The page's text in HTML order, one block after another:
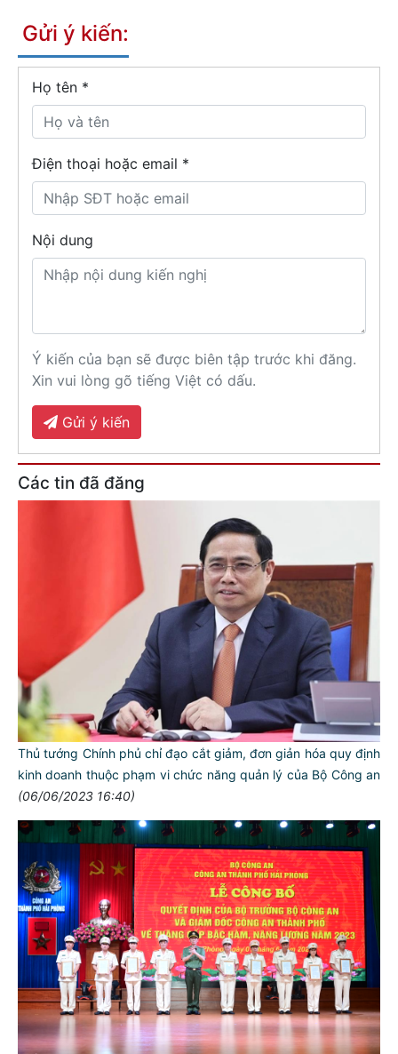
Gửi ý kiến:
Họ tên *
Điện thoại hoặc email *
Nội dung
Ý kiến của bạn sẽ được biên tập trước khi đăng.
Xin vui lòng gõ tiếng Việt có dấu.
Gửi ý kiến
Các tin đã đăng
Thủ tướng Chính phủ chỉ đạo cắt giảm, đơn giản hóa quy định
kinh doanh thuộc phạm vi chức năng quản lý của Bộ Công an
(06/06/2023 16:40)